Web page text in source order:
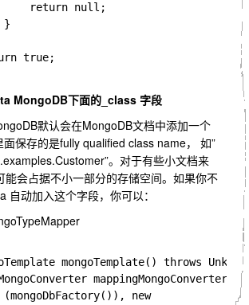
return null;
}
true;
MongoDB下面的_class 字段
默认会在MongoDB文档中添加一个
面保存的是fully qualified class name， 如”
。对于有些小文档来
能会占据不小一部分的存储空间。如果你不
自动加入这个字段，你可以：
mongoTemplate() throws
mappingMongoConverter
(mongoDbFactory()), new